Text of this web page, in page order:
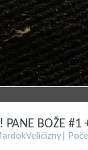
PANE BOŽE